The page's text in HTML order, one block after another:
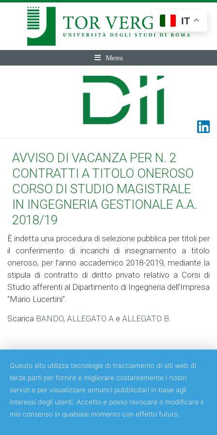
Menu
AVVISO DI VACANZA PER N. 2
CONTRATTI A TITOLO ONEROSO
CORSO DI STUDIO MAGISTRALE
IN INGEGNERIA GESTIONALE A.A.
2018/19
È indetta una procedura di selezione pubblica per titoli per
il conferimento di incarichi di insegnamento a titolo
oneroso, per l’anno accademico 2018-2019, mediante la
stipula di contratto di diritto privato relativo a Corsi di
Studio afferenti al Dipartimento di Ingegneria dell’Impresa
“Mario Lucertini”.
Scarica BANDO, ALLEGATO A e ALLEGATO B.
Copyright © 2018 Università degli Studi di Roma Tor Vergata
IT
Questo sito utilizza tecnologie di tracciamento di siti web di
terze parti per fornire e migliorare costantemente i nostri
servizi e per visualizzare annunci pubblicitari in base agli
interessi degli utenti. Accetto e posso revocare o modificare il
mio consenso in qualsiasi momento con effetto futuro.